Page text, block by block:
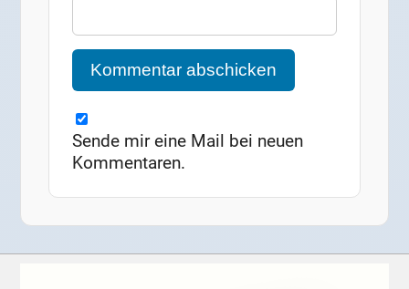
Sende mir eine Mail bei neuen
Kommentaren.